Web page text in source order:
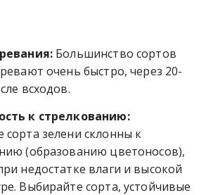
Большинство сортов
очень быстро, через 20-
всходов.
к стрелкованию:
зелени склонны к
(образованию цветоносов),
недостатке влаги и высокой
Выбирайте сорта, устойчивые